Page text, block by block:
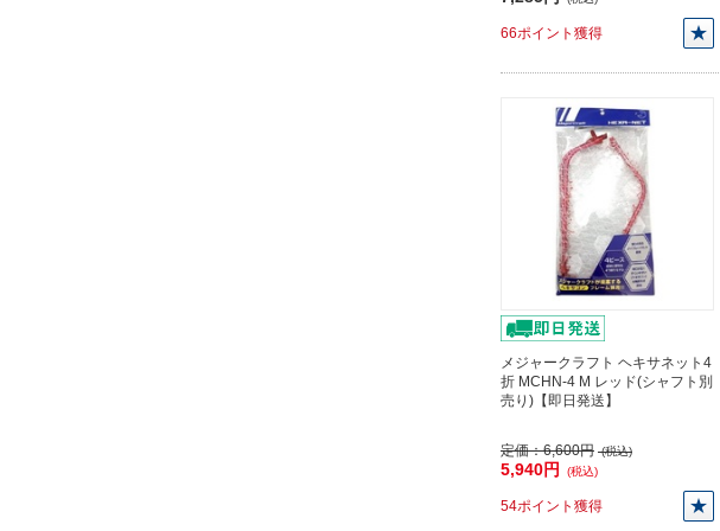
66ポイント獲得
メジャークラフト ヘキサネット4
折 MCHN-4 M レッド(シャフト別
売り)【即日発送】
定価：6,600円 (税込)
5,940円 (税込)
54ポイント獲得